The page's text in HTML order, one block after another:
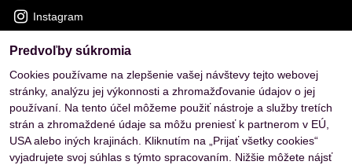
Instagram
Predvoľby súkromia
Cookies používame na zlepšenie vašej návštevy tejto webovej
stránky, analýzu jej výkonnosti a zhromažďovanie údajov o jej
používaní. Na tento účel môžeme použiť nástroje a služby tretích
strán a zhromaždené údaje sa môžu preniesť k partnerom v EÚ,
USA alebo iných krajinách. Kliknutím na „Prijať všetky cookies“
vyjadrujete svoj súhlas s týmto spracovaním. Nižšie môžete nájsť